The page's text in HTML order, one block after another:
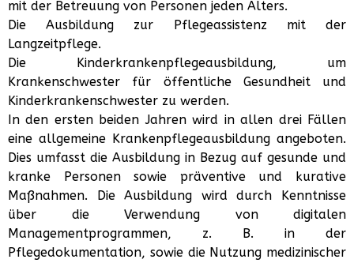
mit der Betreuung von Personen jeden Alters.
Die Ausbildung zur Pflegeassistenz mit der
Langzeitpflege.
Die Kinderkrankenpflegeausbildung, um
Krankenschwester für öffentliche Gesundheit und
Kinderkrankenschwester zu werden.
In den ersten beiden Jahren wird in allen drei Fällen
eine allgemeine Krankenpflegeausbildung angeboten.
Dies umfasst die Ausbildung in Bezug auf gesunde und
kranke Personen sowie präventive und kurative
Maßnahmen. Die Ausbildung wird durch Kenntnisse
über die Verwendung von digitalen
Managementprogrammen, z. B. in der
Pflegedokumentation, sowie die Nutzung medizinischer